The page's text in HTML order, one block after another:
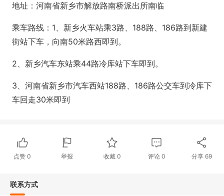
地址：河南省新乡市解放路南桥派出所南临
乘车路线： 1、新乡火车站乘3路、188路、186路到新建
街站下车，向南50米路西即到。
2、新乡汽车东站乘44路冷库站下车即到。
3、河南省新乡市汽车西站188路、186路公交车到冷库下
车回走30米即到
点赞0 举报 收藏 0 评论0 分享 69
联系方式